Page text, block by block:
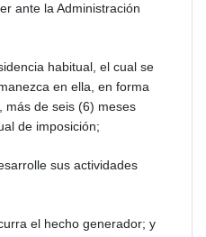
ante la Administración
habitual, el cual se
en ella, en forma
más de seis (6) meses
de imposición;
sus actividades
el hecho generador; y